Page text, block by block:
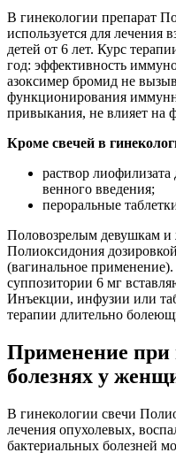
В гинекологии препарат
используется для лечения
детей от 6 лет. Курс
год: эффективность
азоксимер бромид не
функционирования
привыкания, не влияет на
Кроме свечей в
раствор
венного введения;
пероральные
Половозрелым девушкам
Полиоксидония
(вагинальное
суппозитории 6 мг
Инъекции, инфузии или
терапии длительно
Применение при
болезнях у
В гинекологии свечи
лечения опухолевых,
бактериальных болезней